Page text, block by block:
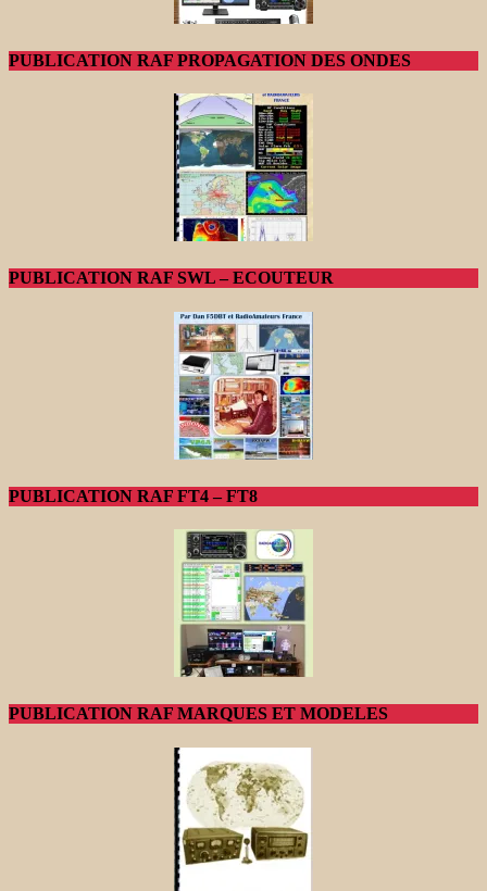
PUBLICATION RAF PROPAGATION DES ONDES
PUBLICATION RAF SWL – ECOUTEUR
PUBLICATION RAF FT4 – FT8
PUBLICATION RAF MARQUES ET MODELES